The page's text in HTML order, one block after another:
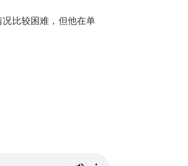
比较困难，但他在单